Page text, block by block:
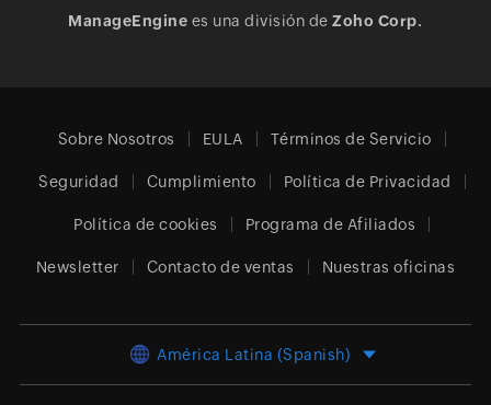
ManageEngine es una división deZoho Corp.
Sobre Nosotros EULA Términos de Servicio
Seguridad Cumplimiento Política de Privacidad
Política de cookies Programa de Afiliados
Newsletter Contacto de ventas Nuestras oficinas
América Latina (Spanish)